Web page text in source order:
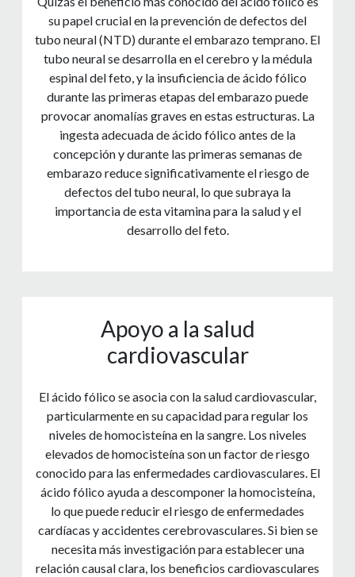
su papel crucial en la prevención de defectos del
tubo neural (NTD) durante el embarazo temprano. El
tubo neural se desarrolla en el cerebro y la médula
espinal del feto, y la insuficiencia de ácido fólico
durante las primeras etapas del embarazo puede
provocar anomalías graves en estas estructuras. La
ingesta adecuada de ácido fólico antes de la
concepción y durante las primeras semanas de
embarazo reduce significativamente el riesgo de
defectos del tubo neural, lo que subraya la
importancia de esta vitamina para la salud y el
desarrollo del feto.
Apoyo a la salud
cardiovascular
El ácido fólico se asocia con la salud cardiovascular,
particularmente en su capacidad para regular los
niveles de homocisteína en la sangre. Los niveles
elevados de homocisteína son un factor de riesgo
conocido para las enfermedades cardiovasculares. El
ácido fólico ayuda a descomponer la homocisteína,
lo que puede reducir el riesgo de enfermedades
cardíacas y accidentes cerebrovasculares. Si bien se
necesita más investigación para establecer una
relación causal clara, los beneficios cardiovasculares